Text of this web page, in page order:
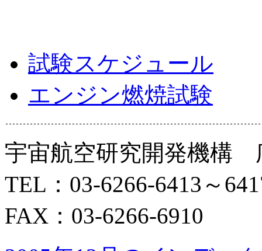
試験スケジュール
エンジン燃焼試験
宇宙航空研究開発機構
TEL：03-6266-6413～
FAX：03-6266-6910